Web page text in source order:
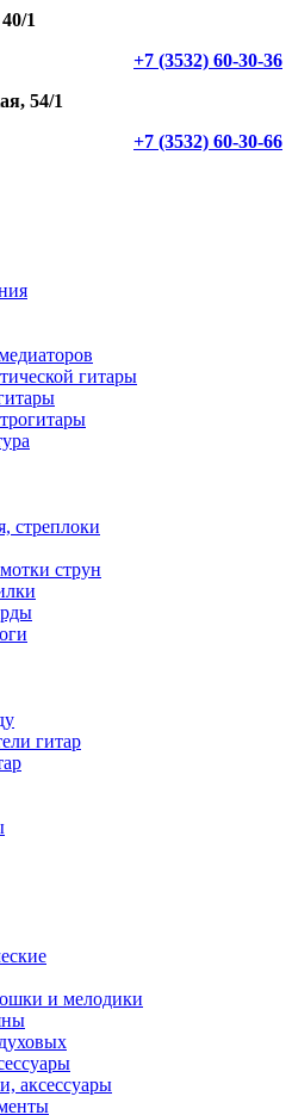
1
+7 (3532) 60-30-36
54/1
+7 (3532) 60-30-66
гитары
стреплоки
струн
гитар
и мелодики
аксессуары